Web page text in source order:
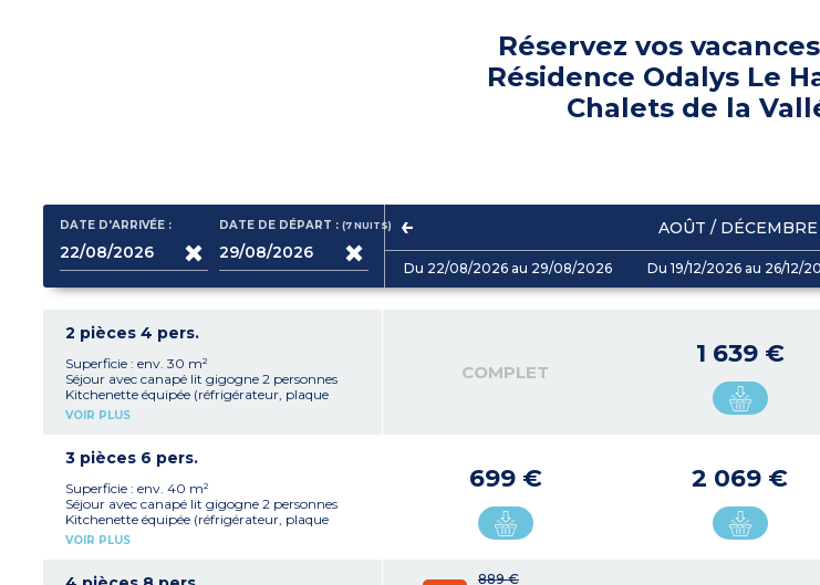
Réservez vos
Résidence Odalys Le
Chalets de la
DATE D'ARRIVÉE : DATE DE DÉPART :(7NUITS) AOÛT / DÉCEMBRE
Du 22/08/2026 au 29/08/2026 Du 19/12/2026 au 26/12/
2 pièces 4 pers.
Superficie : env. 30 m²
Séjour avec canapé lit gigogne 2 personnes
Kitchenette équipée (réfrigérateur, plaque
vitrocéramique, micro-ondes/gril, hotte
1 chambre avec 1 grand lit
Salle de bain, WC séparé pour la plupart
Balcon
VOIR PLUS
COMPLET
1 639 €
3 pièces 6 pers.
Superficie : env. 40 m²
Séjour avec canapé lit gigogne 2 personnes
Kitchenette équipée (réfrigérateur, plaque
vitrocéramique, micro-ondes/gril, hotte
1 chambre avec 1 grand lit
VOIR PLUS
699 € 2 069 €
889 €